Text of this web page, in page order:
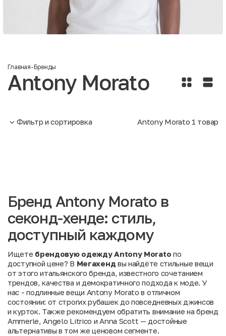
Главная-Бренды
Antony Morato
Фильтр и сортировка Antony Morato 1 товар
Бренд Antony Morato в
секонд-хенде: стиль,
доступный каждому
Ищете брендовую одежду Antony Morato по
доступной цене? В Мегахенд вы найдёте стильные вещи
от этого итальянского бренда, известного сочетанием
трендов, качества и демократичного подхода к моде. У
нас - подлинные вещи Antony Morato в отличном
состоянии: от строгих рубашек до повседневных джинсов
и курток. Также рекомендуем обратить внимание набренд
Ammerle, Angelo Litrico и Anna Scott — достойные
альтернативы в том же ценовом сегменте.